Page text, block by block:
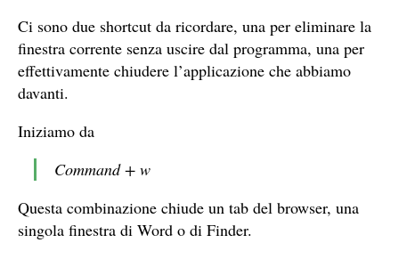
Ci sono due shortcut da ricordare, una per eliminare la
finestra corrente senza uscire dal programma, una per
effettivamente chiudere l’applicazione che abbiamo
davanti.
Iniziamo da
Command + w
Questa combinazione chiude un tab del browser, una
singola finestra di Word o di Finder.